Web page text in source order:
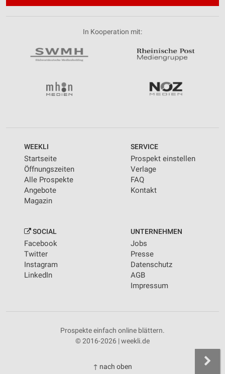
In Kooperation mit:
WEEKLI
Startseite
Öffnungszeiten
Alle Prospekte
Angebote
Magazin
SERVICE
Prospekt einstellen
Verlage
FAQ
Kontakt
SOCIAL
Facebook
Twitter
Instagram
LinkedIn
UNTERNEHMEN
Jobs
Presse
Datenschutz
AGB
Impressum
Prospekte einfach online blättern.
© 2016-2026 | weekli.de
↑ nach oben